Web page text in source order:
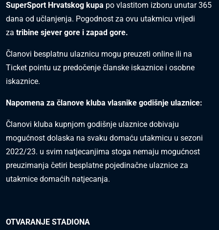
SuperSport Hrvatskog kupa po vlastitom izboru unutar 365
dana od učlanjenja. Pogodnost za ovu utakmicu vrijedi
za tribine sjever gore i zapad gore.
Članovi besplatnu ulaznicu mogu preuzeti online ili na
Ticket pointu uz predočenje članske iskaznice i osobne
iskaznice.
Napomena za članove kluba vlasnike godišnje ulaznice:
Članovi kluba kupnjom godišnje ulaznice dobivaju
mogućnost dolaska na svaku domaću utakmicu u sezoni
2022/23. u svim natjecanjima stoga nemaju mogućnost
preuzimanja četiri besplatne pojedinačne ulaznice za
utakmice domaćih natjecanja.
OTVARANJE STADIONA